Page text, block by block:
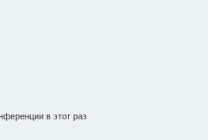
в этот раз